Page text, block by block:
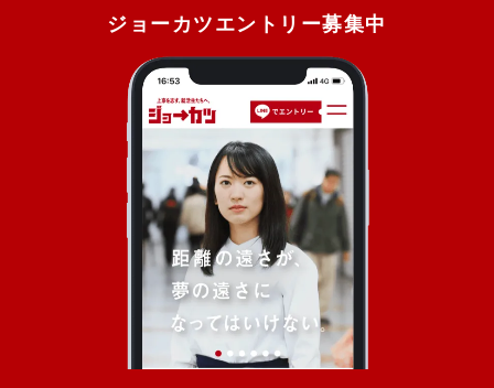
ジョーカツエントリー募集中